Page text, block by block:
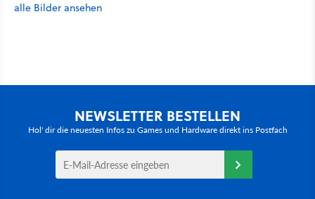
alle Bilder ansehen
NEWSLETTER BESTELLEN
Hol' dir die neuesten Infos zu Games und Hardware direkt ins Postfach